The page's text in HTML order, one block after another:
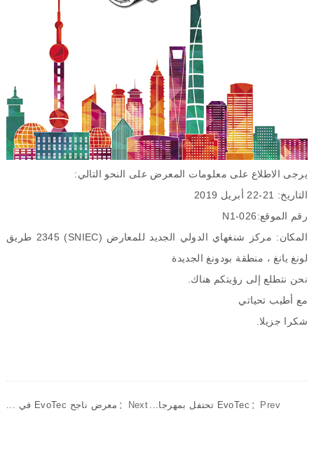
يرجى الاطلاع على معلومات المعرض على النحو التالي:
التاريخ: 21-22 أبريل 2019
رقم الموقع:
N1-026
المكان: مركز شنغهاي الدولي الجديد للمعارض (SNIEC) 2345
طريق
لونغ يانغ ، منطقة بودونغ الجديدة
نحن نتطلع إلى رؤيتكم هناك
مع أطيب تحياتي
شكرا جزيلا.
Next： معرض ناجح EvoTec في ... Prev： EvoTec تحتفل بمهرجا...